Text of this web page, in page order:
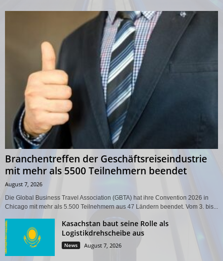
Branchentreffen der Geschäftsreiseindustrie
mit mehr als 5500 Teilnehmern beendet
August 7, 2026
Die Global Business Travel Association (GBTA) hat ihre Convention 2026 in
Chicago mit mehr als 5.500 Teilnehmern aus 47 Ländern beendet. Vom 3. bis...
Kasachstan baut seine Rolle als
Logistikdrehscheibe aus
News August 7, 2026